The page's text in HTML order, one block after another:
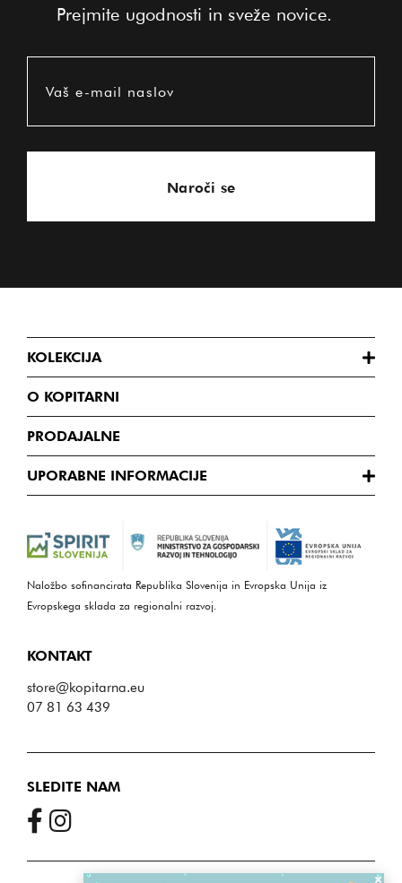
Prejmite ugodnosti in sveže novice.
Vaš e-mail naslov
Naroči se
KOLEKCIJA
O KOPITARNI
PRODAJALNE
UPORABNE INFORMACIJE
Naložbo sofinancirata Republika Slovenija in Evropska Unija iz
Evropskega sklada za regionalni razvoj.
KONTAKT
store@kopitarna.eu
07 81 63 439
SLEDITE NAM